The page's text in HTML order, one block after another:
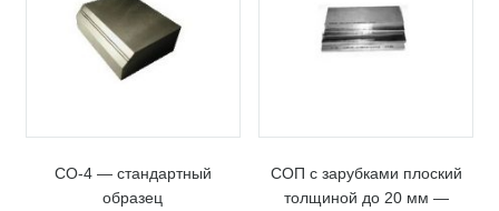
СО-4 — стандартный
образец
СОП с зарубками плоский
толщиной до 20 мм —